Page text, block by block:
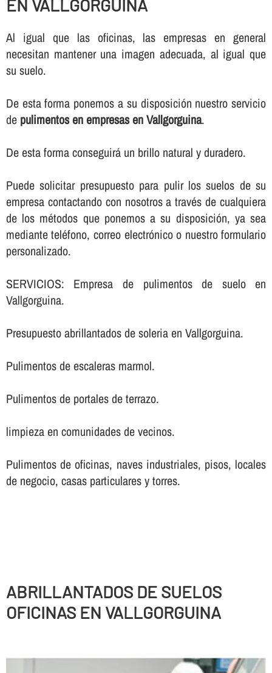
EN VALLGORGUINA
Al igual que las oficinas, las empresas en general
necesitan mantener una imagen adecuada, al igual que
su suelo.
De esta forma ponemos a su disposición nuestro servicio
de pulimentos en empresas en Vallgorguina.
De esta forma conseguirá un brillo natural y duradero.
Puede solicitar presupuesto para pulir los suelos de su
empresa contactando con nosotros a través de cualquiera
de los métodos que ponemos a su disposición, ya sea
mediante teléfono, correo electrónico o nuestro formulario
personalizado.
SERVICIOS: Empresa de pulimentos de suelo en
Vallgorguina.
Presupuesto abrillantados de soleria en Vallgorguina.
Pulimentos de escaleras marmol.
Pulimentos de portales de terrazo.
limpieza en comunidades de vecinos.
Pulimentos de oficinas, naves industriales, pisos, locales
de negocio, casas particulares y torres.
ABRILLANTADOS DE SUELOS
OFICINAS EN VALLGORGUINA